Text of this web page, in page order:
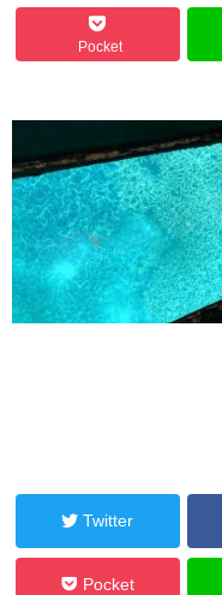
Pocket
Twitter
Pocket